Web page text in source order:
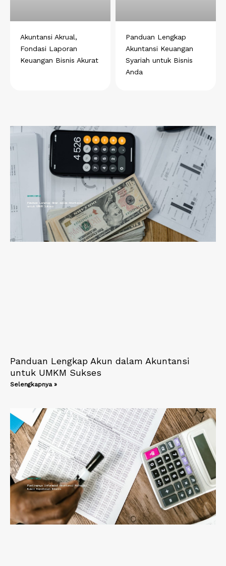
Akuntansi Akrual,
Fondasi Laporan
Keuangan Bisnis Akurat
Panduan Lengkap
Akuntansi Keuangan
Syariah untuk Bisnis
Anda
Panduan Lengkap Akun dalam Akuntansi
untuk UMKM Sukses
Selengkapnya »